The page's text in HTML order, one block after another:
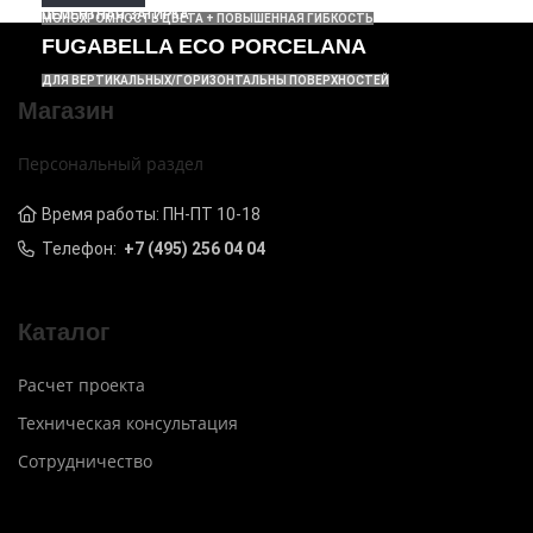
МОНОХРОМНОСТЬ ЦВЕТА + ПОВЫШЕННАЯ ГИБКОСТЬ
ЦЕМЕНТНАЯ ЗАТИРКА
FUGABELLA ECO PORCELANA
ДЛЯ ВЕРТИКАЛЬНЫХ/ГОРИЗОНТАЛЬНЫ ПОВЕРХНОСТЕЙ
Магазин
Персональный раздел
Время работы: ПН-ПТ 10-18
Телефон: +7 (495) 256 04 04
Каталог
Расчет проекта
Техническая консультация
Сотрудничество